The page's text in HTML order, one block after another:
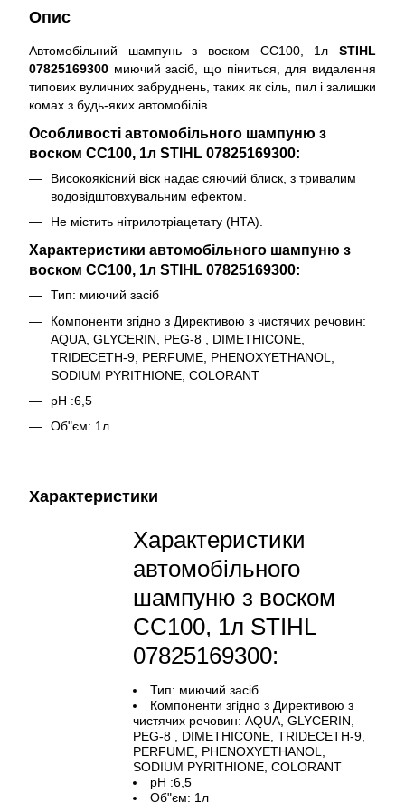
Опис
Автомобільний шампунь з воском CC100, 1л STIHL
07825169300 миючий засіб, що піниться, для видалення
типових вуличних забруднень, таких як сіль, пил і залишки
комах з будь-яких автомобілів.
Особливості автомобільного шампуню з
воском CC100, 1л STIHL 07825169300:
Високоякісний віск надає сяючий блиск, з тривалим
водовідштовхувальним ефектом.
Не містить нітрилотріацетату (HTA).
Характеристики автомобільного шампуню з
воском CC100, 1л STIHL 07825169300:
Тип: миючий засіб
Компоненти згідно з Директивою з чистячих речовин:
AQUA, GLYCERIN, PEG-8 , DIMETHICONE,
TRIDECETH-9, PERFUME, PHENOXYETHANOL,
SODIUM PYRITHIONE, COLORANT
pH :6,5
Об"єм: 1л
Характеристики
Характеристики
автомобільного
шампуню з воском
CC100, 1л STIHL
07825169300:
Тип: миючий засіб
Компоненти згідно з Директивою з
чистячих речовин: AQUA, GLYCERIN,
PEG-8 , DIMETHICONE, TRIDECETH-9,
PERFUME, PHENOXYETHANOL,
SODIUM PYRITHIONE, COLORANT
pH :6,5
Об"єм: 1л